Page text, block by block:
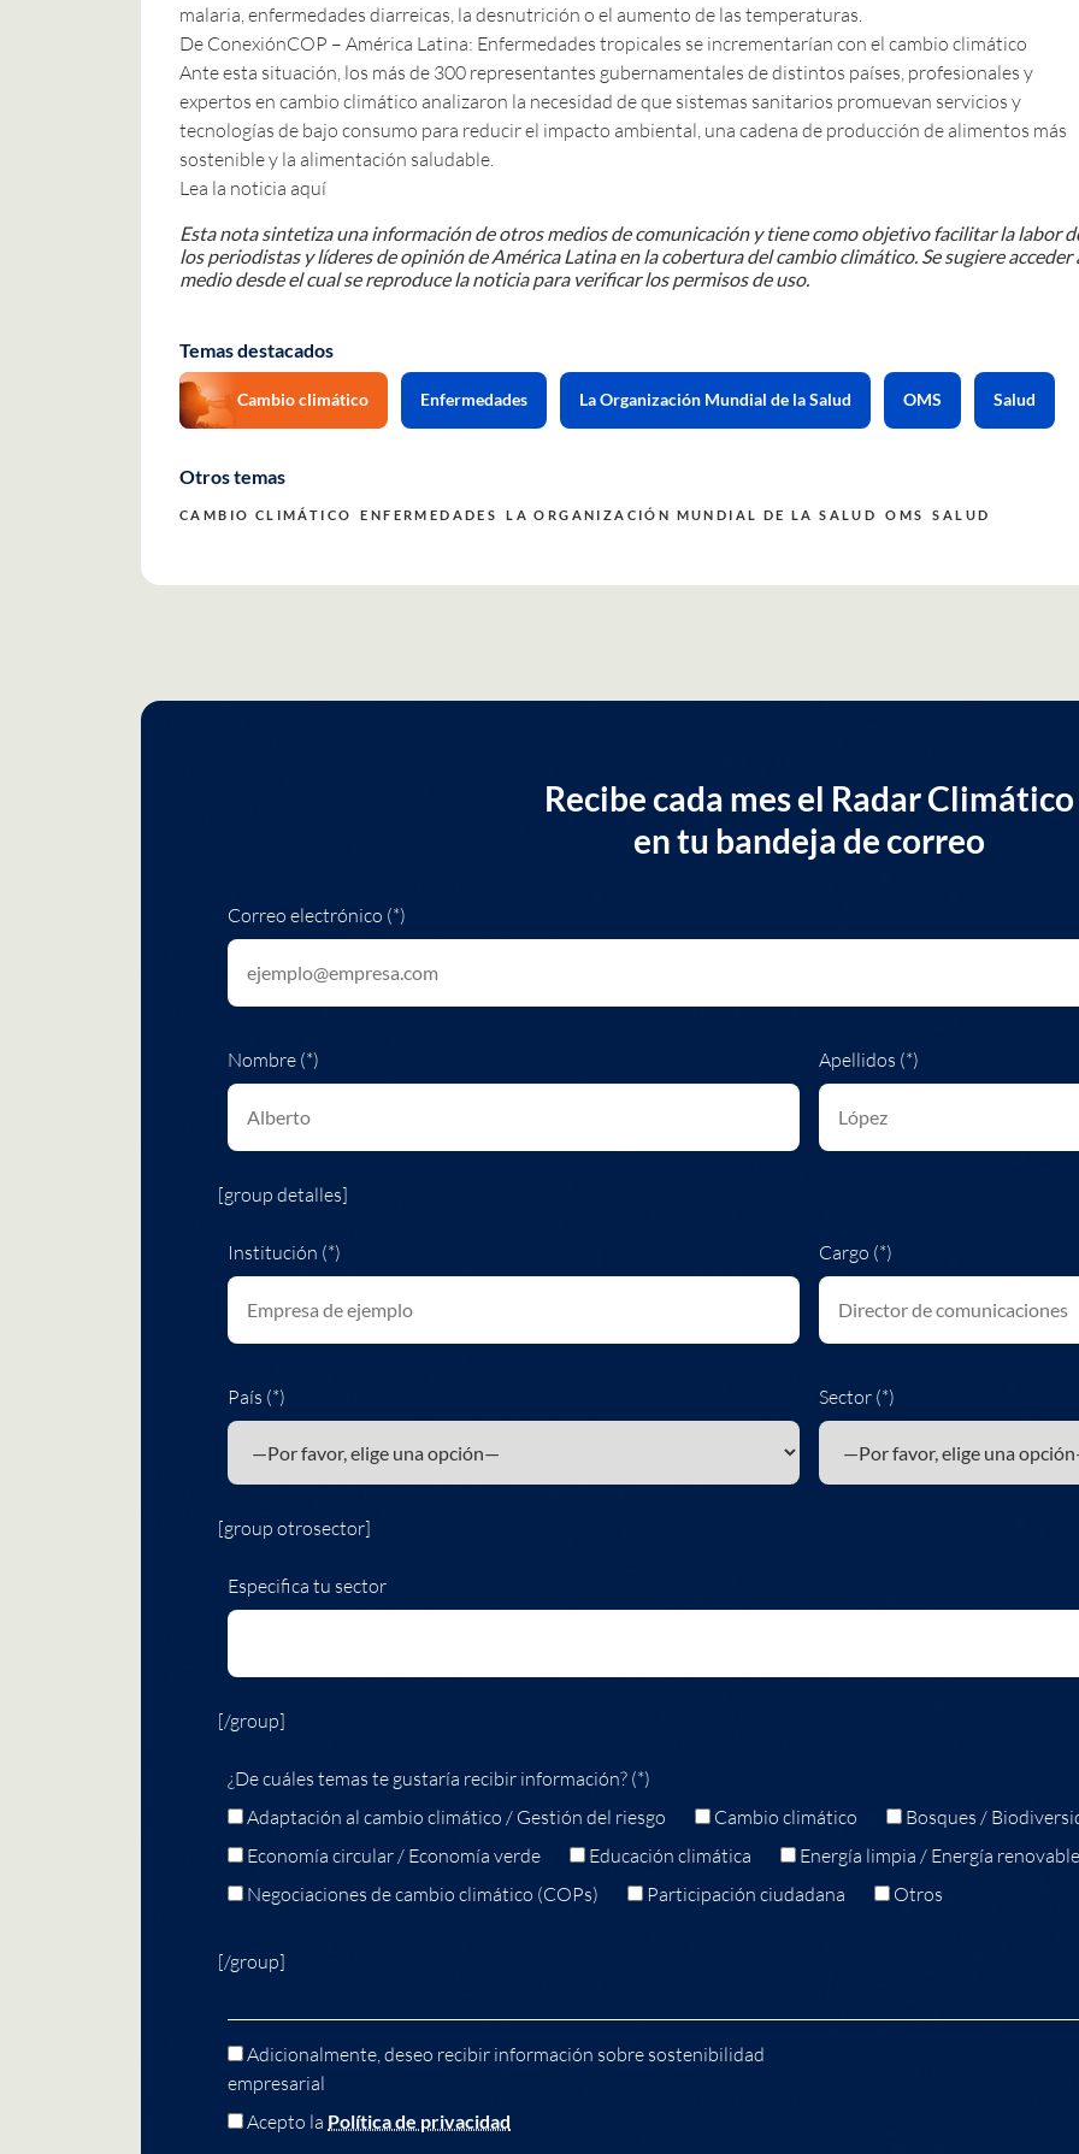
malaria, enfermedades diarreicas, la desnutrición o el aumento de las temperaturas.
De ConexiónCOP – América Latina: Enfermedades tropicales se incrementarían con el cambio climático
Ante esta situación, los más de 300 representantes gubernamentales de distintos países, profesionales y
expertos en cambio climático analizaron la necesidad de que sistemas sanitarios promuevan servicios y
tecnologías de bajo consumo para reducir el impacto ambiental, una cadena de producción de alimentos más
sostenible y la alimentación saludable.
Lea la noticia aquí
Esta nota sintetiza una información de otros medios de comunicación y tiene como objetivo facilitar la labor
los periodistas y líderes de opinión de América Latina en la cobertura del cambio climático. Se sugiere acceder
medio desde el cual se reproduce la noticia para verificar los permisos de uso.
Temas destacados
Cambio climático Enfermedades La Organización Mundial de la Salud OMS Salud
Otros temas
CAMBIO CLIMÁTICO ENFERMEDADES LA ORGANIZACIÓN MUNDIAL DE LA SALUD OMS SALUD
Recibe cada mes el Radar Climático
en tu bandeja de correo
Correo electrónico (*)
Nombre (*) Apellidos (*)
[group detalles]
Institución (*) Cargo (*)
País (*) Sector (*)
[group otrosector]
Especifica tu sector
[/group]
¿De cuáles temas te gustaría recibir información? (*)
Adaptación al cambio climático / Gestión del riesgo
Cambio climático
Bosques /
Economía circular / Economía verde
Educación climática
Energía limpia / Energía renovable
Negociaciones de cambio climático (COPs)
Participación ciudadana Otros
[/group]
Adicionalmente, deseo recibir información sobre sostenibilidad
empresarial
Acepto la Política de privacidad